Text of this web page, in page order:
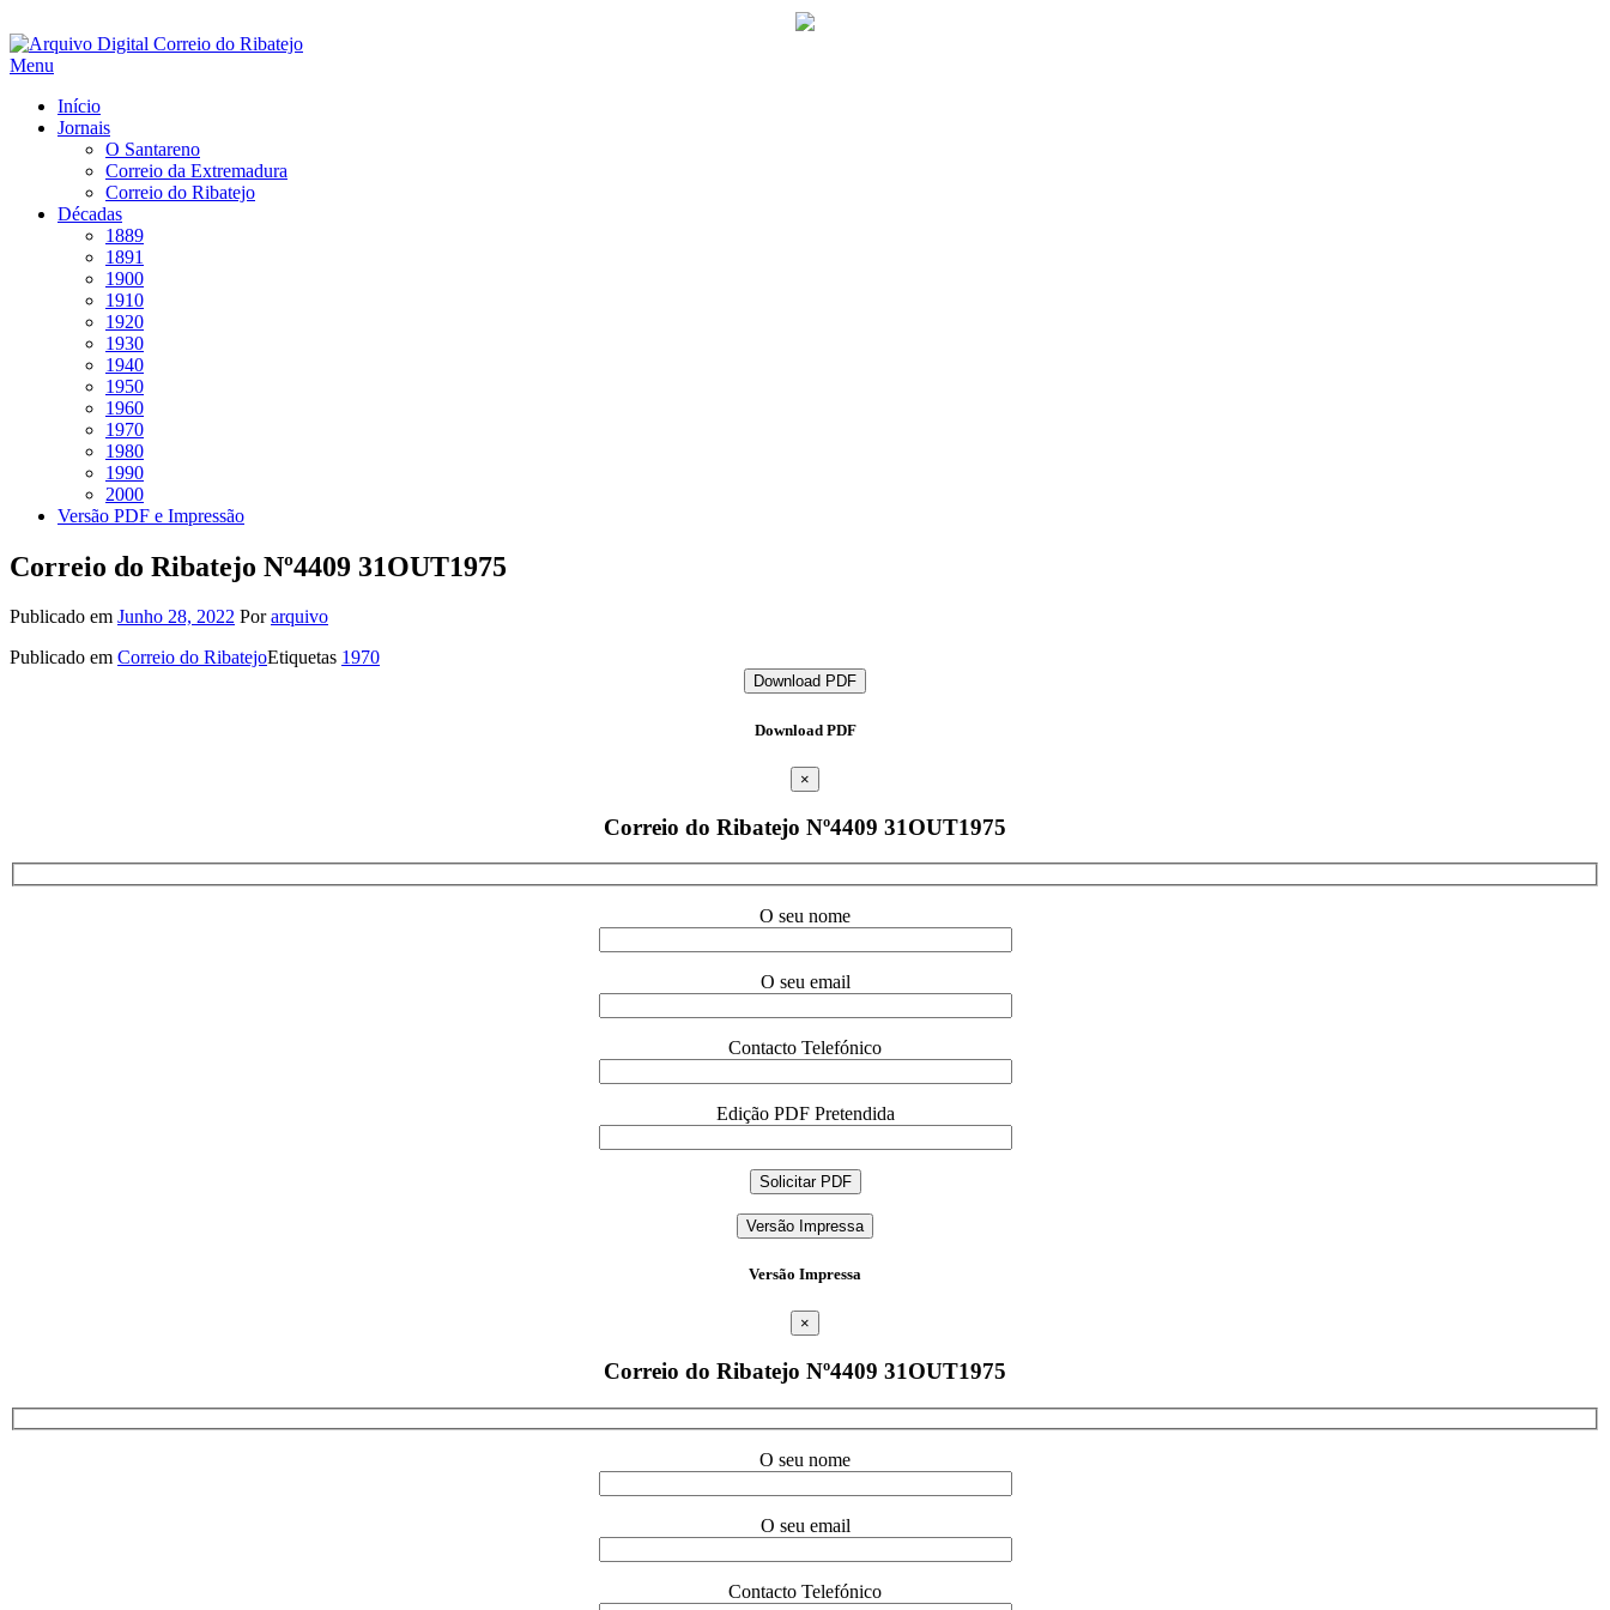
Saltar
para
Menu
Início
Jornais
O Santareno
Correio da Extremadura
Correio do Ribatejo
Décadas
1889
1891
1900
1910
1920
1930
1940
1950
1960
1970
1980
1990
2000
Versão PDF e Impressão
Correio do Ribatejo Nº4409 31OUT1975
Publicado em Junho 28, 2022 Porarquivo
Publicado em Correio do RibatejoEtiquetas 1970
Download PDF
Download PDF
×
Correio do Ribatejo Nº4409 31OUT1975
O seu nome
O seu email
Contacto Telefónico
Edição PDF Pretendida
Versão Impressa
Versão Impressa
×
Correio do Ribatejo Nº4409 31OUT1975
O seu nome
O seu email
Contacto Telefónico